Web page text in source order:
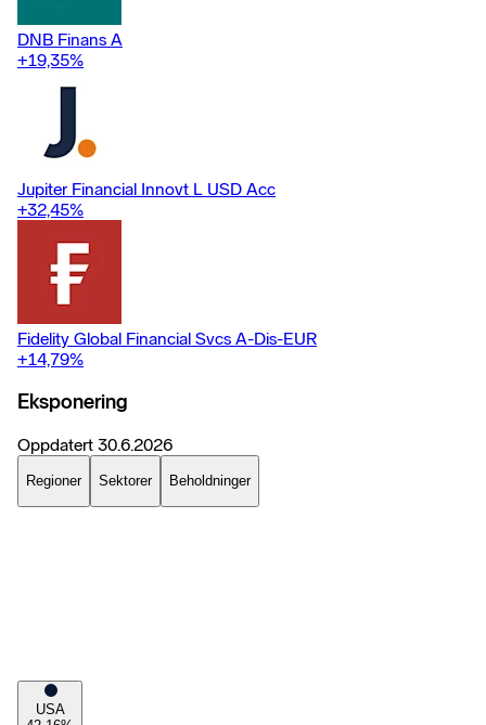
DNB Finans A
+19,35%
Jupiter Financial Innovt L USD Acc
+32,45%
Fidelity Global Financial Svcs A-Dis-EUR
+14,79%
Eksponering
Oppdatert 30.6.2026
Regioner Sektorer Beholdninger
USA